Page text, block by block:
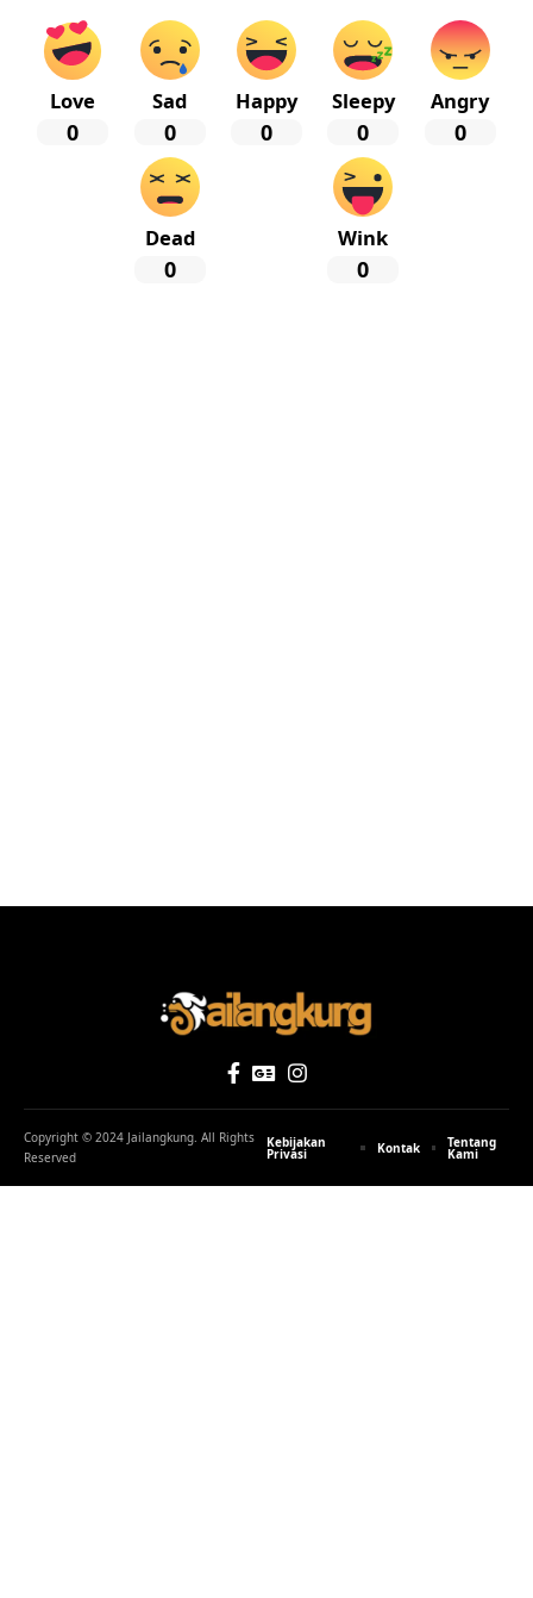
Love
0
Sad
0
Happy
0
Sleepy
0
Angry
0
Dead
0
Wink
0
Copyright © 2024 Jailangkung. All Rights
Reserved
Kebijakan
Privasi Kontak Tentang
Kami